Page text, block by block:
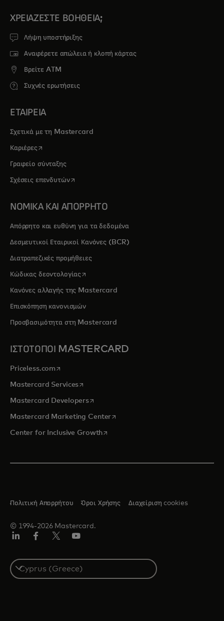
ΧΡΕΙΆΖΕΣΤΕ ΒΟΉΘΕΙΑ;
Λήψη υποστήριξης
Αναφέρετε απώλεια ή κλοπή κάρτας
Βρείτε ATM
Συχνές ερωτήσεις
ΕΤΑΙΡΕΙΑ
Σχετικά με τη Mastercard
Καριέρεςopens in a new tab
Γραφείο σύνταξης
Σχέσεις επενδυτώνopens in a new tab
ΝΟΜΙΚΑ ΚΑΙ ΑΠΟΡΡΗΤΟ
Απόρρητο και ευθύνη για τα δεδομένα
Δεσμευτικοί Εταιρικοί Κανόνες (BCR)
Διατραπεζικές προμήθειες
Κώδικας δεοντολογίαςopens in a new tab
Κανόνες αλλαγής της Mastercard
Επισκόπηση κανονισμών
Προσβασιμότητα στη Mastercard
ΙΣΤΟΤΟΠΟΙ MASTERCARD
Priceless.com opens in a new tab
Mastercard Servicesopens in a new tab
Mastercard Developersopens in a new tab
Mastercard Marketing Centeropens in a new tab
Center for Inclusive Growthopens in a new tab
© 1994-2026 Mastercard.
Πολιτική Απορρήτου Όροι Χρήσης Διαχείριση cookies
Select
a
country